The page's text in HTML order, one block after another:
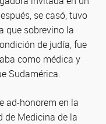
se casó, tuvo
que sobrevino la
de judía, fue
como médica y
Sudamérica.
ad-honorem en la
de Medicina de la